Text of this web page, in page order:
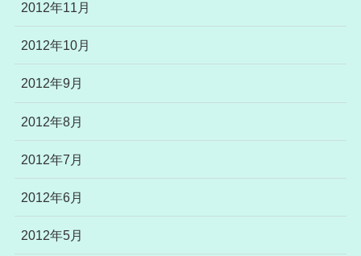
2012年11月
2012年10月
2012年9月
2012年8月
2012年7月
2012年6月
2012年5月